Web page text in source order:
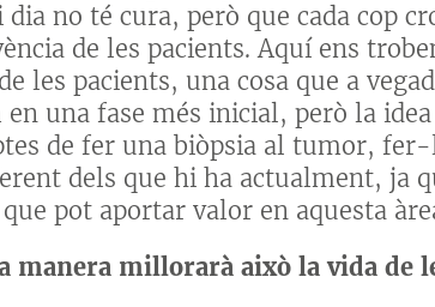
dia no té cura, però que cada cop
de les pacients. Aquí ens
les pacients, una cosa que a
una fase més inicial, però la
de fer una biòpsia al tumor,
dels que hi ha actualment, ja
pot aportar valor en aquesta
manera millorarà això la vida de